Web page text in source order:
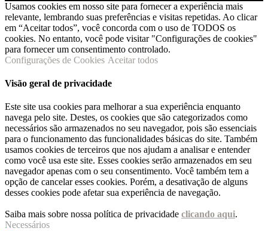
Usamos cookies em nosso site para fornecer a experiência mais
relevante, lembrando suas preferências e visitas repetidas. Ao clicar
em “Aceitar todos”, você concorda com o uso de TODOS os
cookies. No entanto, você pode visitar "Configurações de cookies"
para fornecer um consentimento controlado.
Configurações de Cookies Aceitar todos
Visão geral de privacidade
Este site usa cookies para melhorar a sua experiência enquanto
navega pelo site. Destes, os cookies que são categorizados como
necessários são armazenados no seu navegador, pois são essenciais
para o funcionamento das funcionalidades básicas do site. Também
usamos cookies de terceiros que nos ajudam a analisar e entender
como você usa este site. Esses cookies serão armazenados em seu
navegador apenas com o seu consentimento. Você também tem a
opção de cancelar esses cookies. Porém, a desativação de alguns
desses cookies pode afetar sua experiência de navegação.
Saiba mais sobre nossa política de privacidade clicando aqui.
Necessários